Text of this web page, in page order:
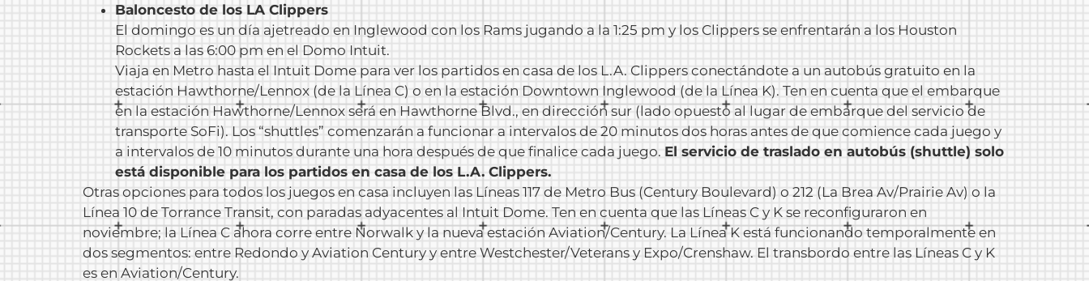
Baloncesto de los LA Clippers
El domingo es un día ajetreado en Inglewood con los Rams jugando a la 1:25 pm y los Clippers se enfrentarán a los Houston
Rockets a las 6:00 pm en el Domo Intuit.
Viaja en Metro hasta el Intuit Dome para ver los partidos en casa de los L.A. Clippers conectándote a un autobús gratuito en la
estación Hawthorne/Lennox (de la Línea C) o en la estación Downtown Inglewood (de la Línea K). Ten en cuenta que el embarque
en la estación Hawthorne/Lennox será en Hawthorne Blvd., en dirección sur (lado opuesto al lugar de embarque del servicio de
transporte SoFi). Los “shuttles” comenzarán a funcionar a intervalos de 20 minutos dos horas antes de que comience cada juego y
a intervalos de 10 minutos durante una hora después de que finalice cada juego. El servicio de traslado en autobús (shuttle) solo
está disponible para los partidos en casa de los L.A. Clippers.
Otras opciones para todos los juegos en casa incluyen las Líneas 117 de Metro Bus (Century Boulevard) o 212 (La Brea Av/Prairie Av) o la
Línea 10 de Torrance Transit, con paradas adyacentes al Intuit Dome. Ten en cuenta que las Líneas C y K se reconfiguraron en
noviembre; la Línea C ahora corre entre Norwalk y la nueva estación Aviation/Century. La Línea K está funcionando temporalmente en
dos segmentos: entre Redondo y Aviation Century y entre Westchester/Veterans y Expo/Crenshaw. El transbordo entre las Líneas C y K
es en Aviation/Century.